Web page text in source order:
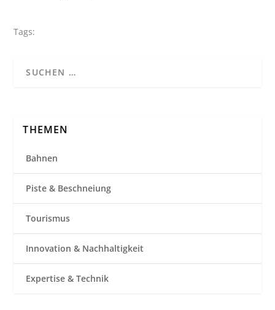
Tags:
THEMEN
Bahnen
Piste & Beschneiung
Tourismus
Innovation & Nachhaltigkeit
Expertise & Technik